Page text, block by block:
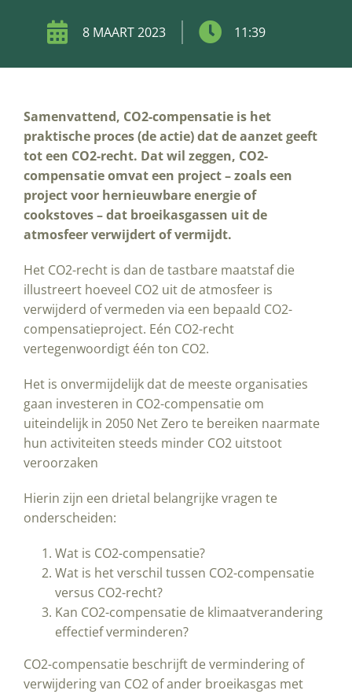
8 MAART 2023 11:39
Samenvattend, CO2-compensatie is het
praktische proces (de actie) dat de aanzet geeft
tot een CO2-recht. Dat wil zeggen, CO2-
compensatie omvat een project – zoals een
project voor hernieuwbare energie of
cookstoves – dat broeikasgassen uit de
atmosfeer verwijdert of vermijdt.
Het CO2-recht is dan de tastbare maatstaf die
illustreert hoeveel CO2 uit de atmosfeer is
verwijderd of vermeden via een bepaald CO2-
compensatieproject. Eén CO2-recht
vertegenwoordigt één ton CO2.
Het is onvermijdelijk dat de meeste organisaties
gaan investeren in CO2-compensatie om
uiteindelijk in 2050 Net Zero te bereiken naarmate
hun activiteiten steeds minder CO2 uitstoot
veroorzaken
Hierin zijn een drietal belangrijke vragen te
onderscheiden:
Wat is CO2-compensatie?
Wat is het verschil tussen CO2-compensatie
versus CO2-recht?
Kan CO2-compensatie de klimaatverandering
effectief verminderen?
CO2-compensatie beschrijft de vermindering of
verwijdering van CO2 of ander broeikasgas met